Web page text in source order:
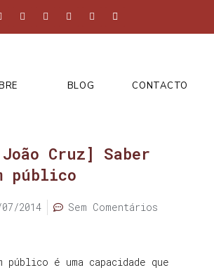
BLOG CONTACTO
Cruz] Saber
público
2014 Sem Comentários
público é uma capacidade que